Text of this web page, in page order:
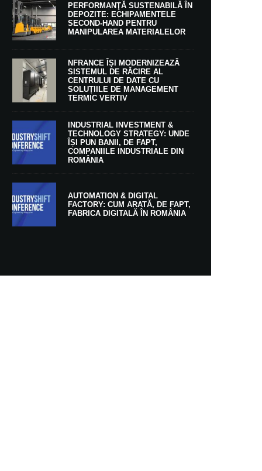
PERFORMANŢĂ SUSTENABILĂ ÎN
DEPOZITE: ECHIPAMENTELE
SECOND-HAND PENTRU
MANIPULAREA MATERIALELOR
NFRANCE ÎȘI MODERNIZEAZĂ
SISTEMUL DE RĂCIRE AL
CENTRULUI DE DATE CU
SOLUȚIILE DE MANAGEMENT
TERMIC VERTIV
INDUSTRIAL INVESTMENT &
TECHNOLOGY STRATEGY: UNDE
ÎȘI PUN BANII, DE FAPT,
COMPANIILE INDUSTRIALE DIN
ROMÂNIA
AUTOMATION & DIGITAL
FACTORY: CUM ARATĂ, DE FAPT,
FABRICA DIGITALĂ ÎN ROMÂNIA